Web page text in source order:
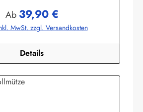
Regulärer Preis:
Ab 39,90 €
MwSt. zzgl. Versandkosten
Details